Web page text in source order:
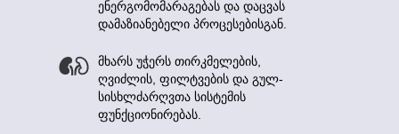
ენერგომომარაგებას და დაცვას
დამაზიანებელი პროცესებისგან.
მხარს უჭერს თირკმელების,
ღვიძლის, ფილტვების და გულ-
სისხლძარღვთა სისტემის
ფუნქციონირებას.